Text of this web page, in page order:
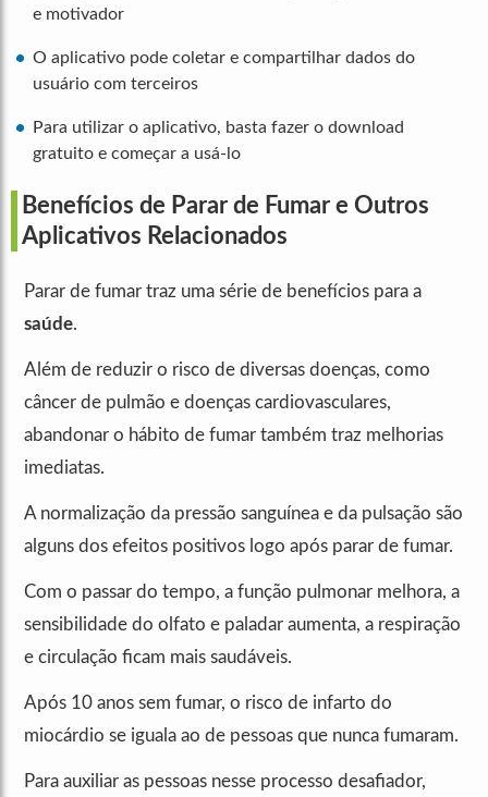
e motivador
O aplicativo pode coletar e compartilhar dados do
usuário com terceiros
Para utilizar o aplicativo, basta fazer o download
gratuito e começar a usá-lo
Benefícios de Parar de Fumar e Outros
Aplicativos Relacionados
Parar de fumar traz uma série de benefícios para a
saúde.
Além de reduzir o risco de diversas doenças, como
câncer de pulmão e doenças cardiovasculares,
abandonar o hábito de fumar também traz melhorias
imediatas.
A normalização da pressão sanguínea e da pulsação são
alguns dos efeitos positivos logo após parar de fumar.
Com o passar do tempo, a função pulmonar melhora, a
sensibilidade do olfato e paladar aumenta, a respiração
e circulação ficam mais saudáveis.
Após 10 anos sem fumar, o risco de infarto do
miocárdio se iguala ao de pessoas que nunca fumaram.
Para auxiliar as pessoas nesse processo desafiador,